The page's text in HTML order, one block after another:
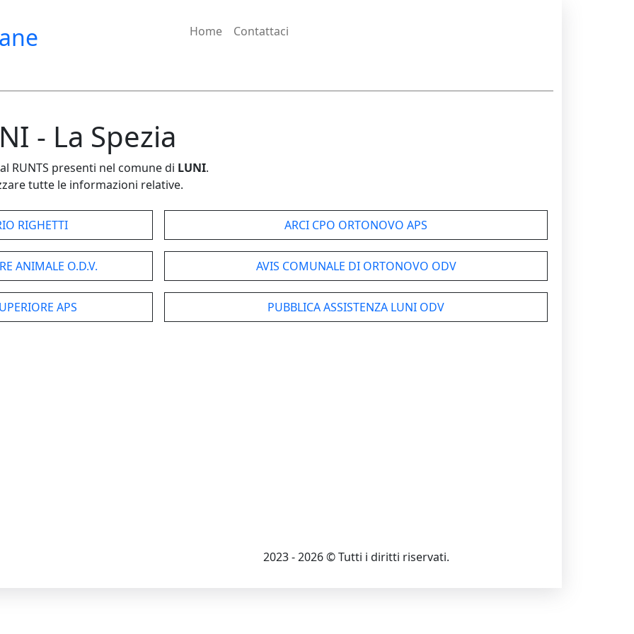
Home Contattaci
- La Spezia
RUNTS presenti nel comune di LUNI.
tutte le informazioni relative.
RIGHETTI ARCI CPO ORTONOVO APS
ANIMALE O.D.V. AVIS COMUNALE DI ORTONOVO ODV
APS PUBBLICA ASSISTENZA LUNI ODV
2023 - 2026 © Tutti i diritti riservati.